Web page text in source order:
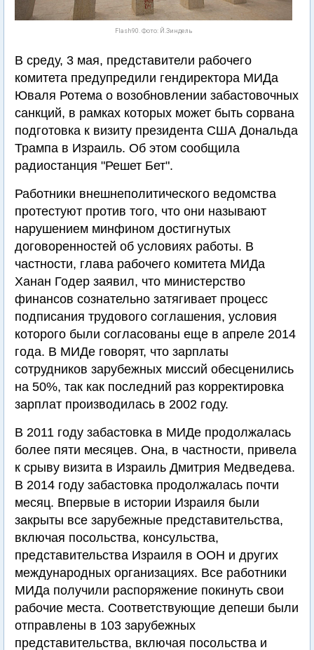
Flash90. Фото: Й.Зиндель
В среду, 3 мая, представители рабочего
комитета предупредили гендиректора МИДа
Юваля Ротема о возобновлении забастовочных
санкций, в рамках которых может быть сорвана
подготовка к визиту президента США Дональда
Трампа в Израиль. Об этом сообщила
радиостанция "Решет Бет".
Работники внешнеполитического ведомства
протестуют против того, что они называют
нарушением минфином достигнутых
договоренностей об условиях работы. В
частности, глава рабочего комитета МИДа
Ханан Годер заявил, что министерство
финансов сознательно затягивает процесс
подписания трудового соглашения, условия
которого были согласованы еще в апреле 2014
года. В МИДе говорят, что зарплаты
сотрудников зарубежных миссий обесценились
на 50%, так как последний раз корректировка
зарплат производилась в 2002 году.
В 2011 году забастовка в МИДе продолжалась
более пяти месяцев. Она, в частности, привела
к срыву визита в Израиль Дмитрия Медведева.
В 2014 году забастовка продолжалась почти
месяц. Впервые в истории Израиля были
закрыты все зарубежные представительства,
включая посольства, консульства,
представительства Израиля в ООН и других
международных организациях. Все работники
МИДа получили распоряжение покинуть свои
рабочие места. Соответствующие депеши были
отправлены в 103 зарубежных
представительства, включая посольства и